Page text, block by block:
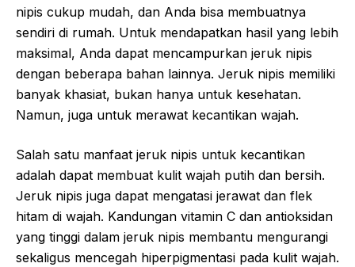
nipis cukup mudah, dan Anda bisa membuatnya
sendiri di rumah. Untuk mendapatkan hasil yang lebih
maksimal, Anda dapat mencampurkan jeruk nipis
dengan beberapa bahan lainnya. Jeruk nipis memiliki
banyak khasiat, bukan hanya untuk kesehatan.
Namun, juga untuk merawat kecantikan wajah.
Salah satu manfaat jeruk nipis untuk kecantikan
adalah dapat membuat kulit wajah putih dan bersih.
Jeruk nipis juga dapat mengatasi jerawat dan flek
hitam di wajah. Kandungan vitamin C dan antioksidan
yang tinggi dalam jeruk nipis membantu mengurangi
sekaligus mencegah hiperpigmentasi pada kulit wajah.